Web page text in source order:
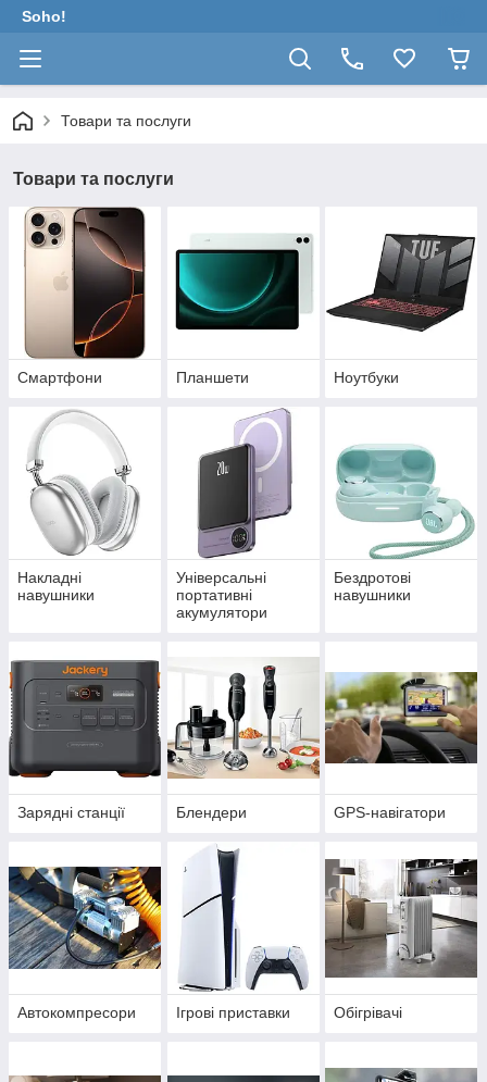
Soho!
Товари та послуги
Товари та послуги
Смартфони Планшети Ноутбуки
Накладні
навушники
Універсальні
портативні
акумулятори
Бездротові
навушники
Зарядні станції Блендери GPS-навігатори
Автокомпресори Ігрові приставки Обігрівачі